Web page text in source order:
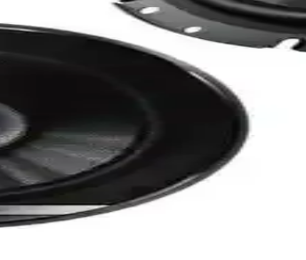
ses sisteminizde yüksek performans sağlar.
Sunan Araç Ses Çözümü
araç içi ses kalitenizi artırır, kolay montaj
Güç ve Yüksek Ses Kalitesi
tasarımıyla yüksek kaliteli ve dayanıklı ses
Yüksek Ses Kalitesi ve Dayanıklılık
performans sunan dayanıklı oto hoparlörleri,